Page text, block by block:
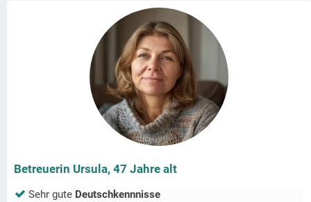
Betreuerin Ursula, 47 Jahre alt
Sehr gute Deutschkennnisse